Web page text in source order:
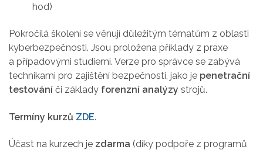
hod)
Pokročilá školení se věnují důležitým tématům z oblasti
kyberbezpečnosti. Jsou proložena příklady z praxe
a případovými studiemi. Verze pro správce se zabývá
technikami pro zajištění bezpečnosti, jako je penetrační
testování či základy forenzní analýzy strojů.
Termíny kurzů ZDE.
Účast na kurzech je zdarma (díky podpoře z programů